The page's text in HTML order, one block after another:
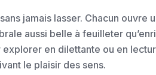
jamais lasser. Chacun ouvre
aussi belle à feuilleter
en dilettante ou en
le plaisir des sens.